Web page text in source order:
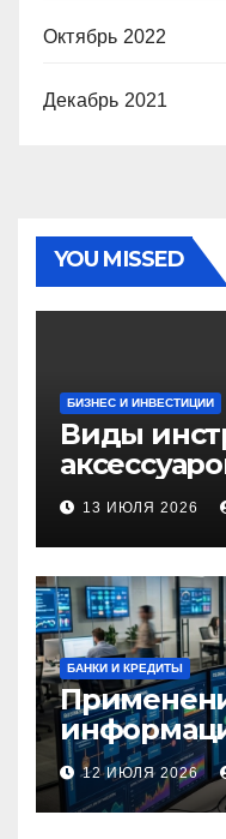
Октябрь 2022
Декабрь 2021
YOU MISSED
БИЗНЕС И ИНВЕСТИЦИИ
Виды
и 13 ИЮЛЯ 2026
БАНКИ И КРЕДИТЫ
процессах
12 ИЮЛЯ 2026